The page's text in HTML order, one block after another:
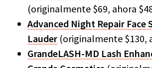
(originalmente $69, ahora
Advanced Night Repair Face
Lauder (originalmente $130,
GrandeLASH-MD Lash